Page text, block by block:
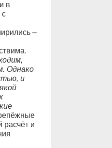
в
с
–
Однако
и
расчёт и